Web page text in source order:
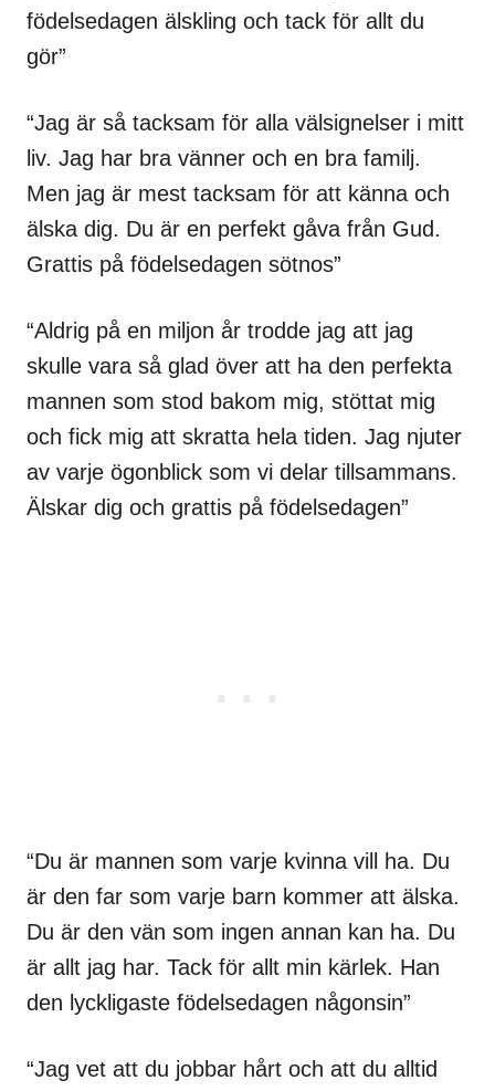
födelsedagen älskling och tack för allt du
gör”
“Jag är så tacksam för alla välsignelser i mitt
liv. Jag har bra vänner och en bra familj.
Men jag är mest tacksam för att känna och
älska dig. Du är en perfekt gåva från Gud.
Grattis på födelsedagen sötnos”
“Aldrig på en miljon år trodde jag att jag
skulle vara så glad över att ha den perfekta
mannen som stod bakom mig, stöttat mig
och fick mig att skratta hela tiden. Jag njuter
av varje ögonblick som vi delar tillsammans.
Älskar dig och grattis på födelsedagen”
“Du är mannen som varje kvinna vill ha. Du
är den far som varje barn kommer att älska.
Du är den vän som ingen annan kan ha. Du
är allt jag har. Tack för allt min kärlek. Han
den lyckligaste födelsedagen någonsin”
“Jag vet att du jobbar hårt och att du alltid